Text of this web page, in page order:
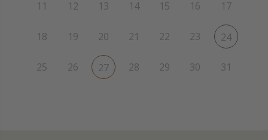
11 12 13 14 15 16 17
18 19 20 21 22 23 24
25 26 27 28 29 30 31